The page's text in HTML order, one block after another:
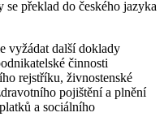
překlad do českého jazyka
vyžádat další doklady
činnosti
rejstříku, živnostenské
pojištění a plnění
a sociálního